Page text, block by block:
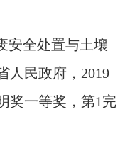
安全处置与土壤
人民政府， 2019
奖一等奖，第1完